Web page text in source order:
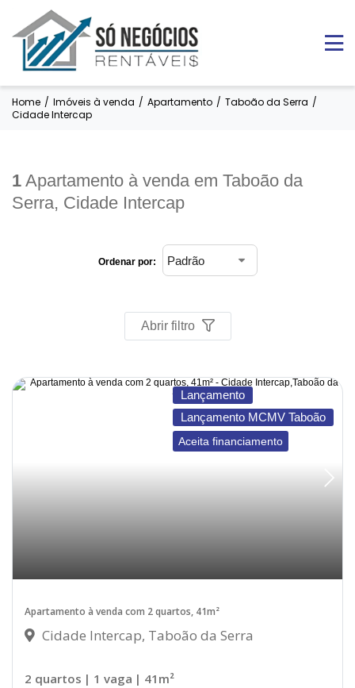
Home / Imóveis à venda / Apartamento / Taboão da Serra /
Cidade Intercap
1 Apartamento à venda em Taboão da
Serra, Cidade Intercap
Ordenar por:
Abrir filtro
Lançamento
Lançamento MCMV Taboão
Aceita financiamento
Apartamento à venda com 2 quartos, 41m²
Cidade Intercap, Taboão da Serra
2 quartos | 1 vaga | 41m²